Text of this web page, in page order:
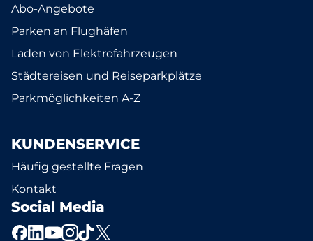
Abo-Angebote
Parken an Flughäfen
Laden von Elektrofahrzeugen
Städtereisen und Reiseparkplätze
Parkmöglichkeiten A-Z
KUNDENSERVICE
Häufig gestellte Fragen
Kontakt
Social Media